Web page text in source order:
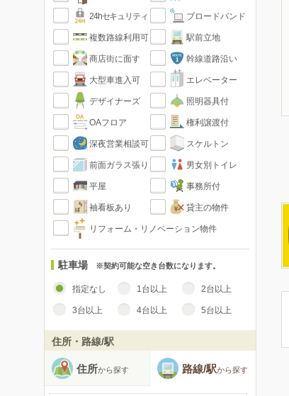
24hセキュリティ ブロードバンド
複数路線利用可 駅前立地
商店街に面す 幹線道路沿い
大型車進入可 エレベーター
デザイナーズ 照明器具付
OAフロア 権利譲渡付
深夜営業相談可 スケルトン
前面ガラス張り 男女別トイレ
平屋 事務所付
袖看板あり 貸主の物件
リフォーム・リノベーション物件
駐車場 ※契約可能な空き台数になります。
指定なし 1台以上 2台以上
3台以上 4台以上 5台以上
住所・路線/駅
住所から探す 路線/駅から探す